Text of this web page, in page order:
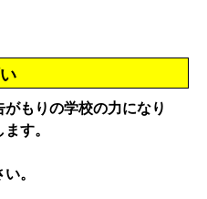
もりの学校の力になり
す。
。